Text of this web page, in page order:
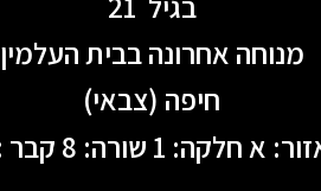
מנוחה אחרונה בבית העלמין
חיפה (צבאי)
א חלקה: 1 שורה: 8 קבר : 4